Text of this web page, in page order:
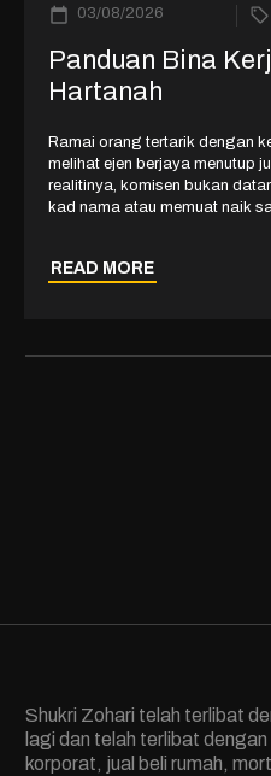
03/08/2026
Panduan Bina
Hartanah
Ramai orang tertarik dengan
melihat ejen berjaya menutup
realitinya, komisen bukan
kad nama atau memuat naik
READ MORE
Shukri Zohari telah terlibat
lagi dan telah terlibat
korporat, jual beli rumah,